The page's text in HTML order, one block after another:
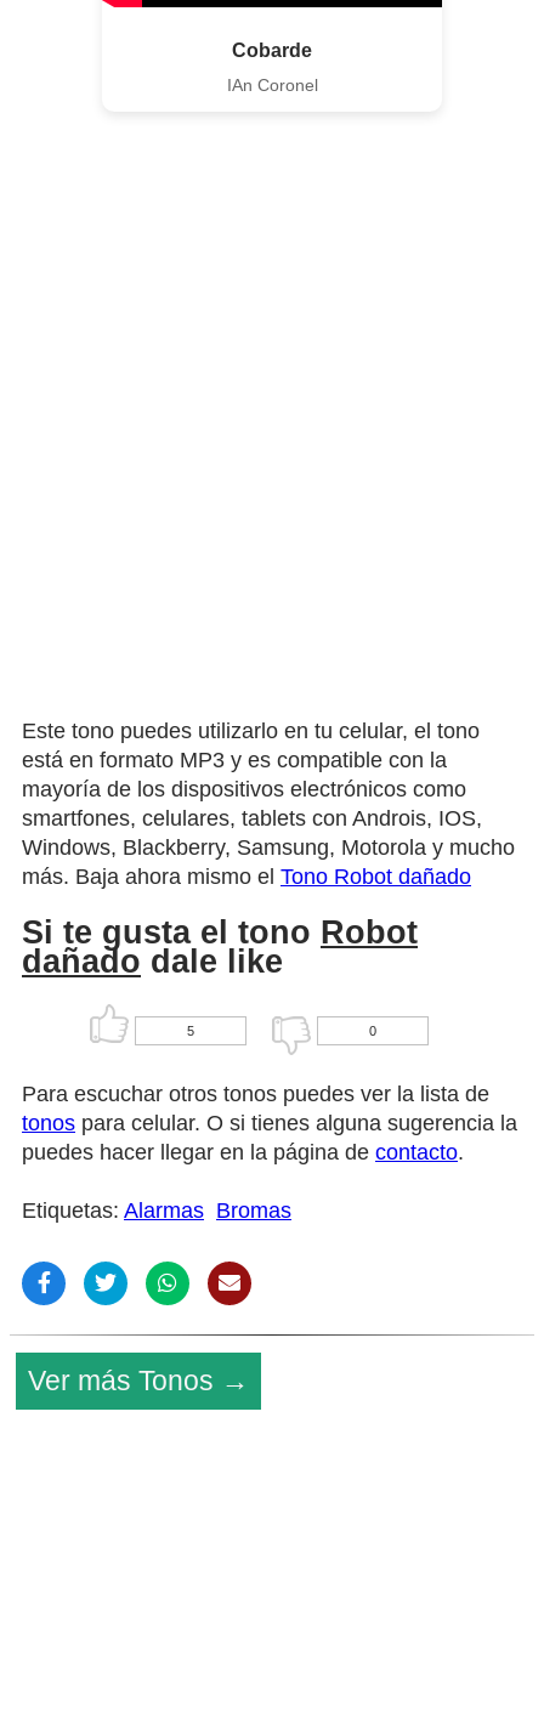
Cobarde
IAn Coronel
Este tono puedes utilizarlo en tu celular, el tono
está en formato MP3 y es compatible con la
mayoría de los dispositivos electrónicos como
smartfones, celulares, tablets con Androis, IOS,
Windows, Blackberry, Samsung, Motorola y mucho
más. Baja ahora mismo el Tono Robot dañado
Si te gusta el tono Robot
dañado dale like
5 0
Para escuchar otros tonos puedes ver la lista de
tonos para celular. O si tienes alguna sugerencia la
puedes hacer llegar en la página de contacto.
Etiquetas: Alarmas Bromas
Ver más Tonos →